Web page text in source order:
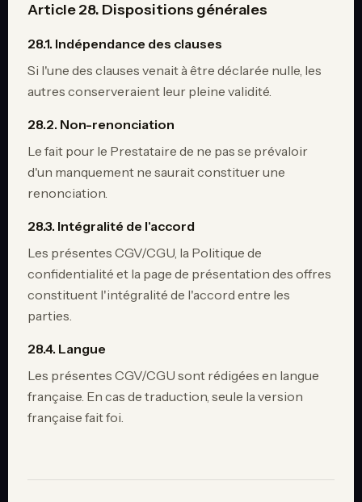
Article 28. Dispositions générales
28.1. Indépendance des clauses
Si l'une des clauses venait à être déclarée nulle, les
autres conserveraient leur pleine validité.
28.2. Non-renonciation
Le fait pour le Prestataire de ne pas se prévaloir
d'un manquement ne saurait constituer une
renonciation.
28.3. Intégralité de l'accord
Les présentes CGV/CGU, la Politique de
confidentialité et la page de présentation des offres
constituent l'intégralité de l'accord entre les
parties.
28.4. Langue
Les présentes CGV/CGU sont rédigées en langue
française. En cas de traduction, seule la version
française fait foi.